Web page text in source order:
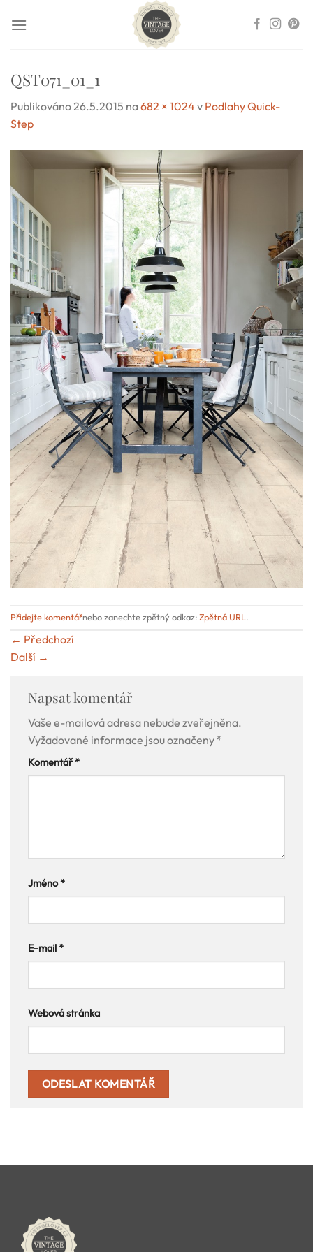
QST071_01_1
Publikováno26.5.2015 na682 × 1024 v Podlahy Quick-
Step
Přidejte komentářnebo zanechte zpětný odkaz:Zpětná URL.
← Předchozí
Další →
Napsat komentář
Vaše e-mailová adresa nebude zveřejněna.
Vyžadované informace jsou označeny *
Komentář*
Jméno*
E-mail*
Webová stránka